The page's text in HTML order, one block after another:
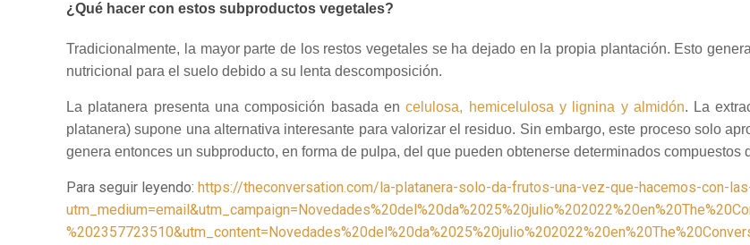
¿Qué hacer con estos subproductos vegetales?
Tradicionalmente, la mayor parte de los restos vegetales se ha dejado en la propia plantación. Esto
nutricional para el suelo debido a su lenta descomposición.
La platanera presenta una composición basada encelulosa, hemicelulosa y lignina y almidón. La
platanera) supone una alternativa interesante para valorizar el residuo. Sin embargo, este proceso solo
genera entonces un subproducto, en forma de pulpa, del que pueden obtenerse determinados compuestos
Para seguir leyendo:https://theconversation.com/la-platanera-solo-da-frutos-una-vez-que-hacemos-con-